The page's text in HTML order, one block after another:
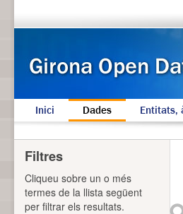
Inici Dades Entitats,
Filtres
Cliqueu sobre un o més
termes de la llista següent
per filtrar els resultats.